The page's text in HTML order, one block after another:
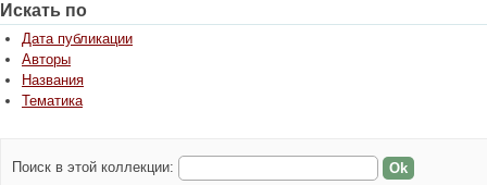
Искать по
Дата публикации
Авторы
Названия
Тематика
Поиск в этой коллекции: